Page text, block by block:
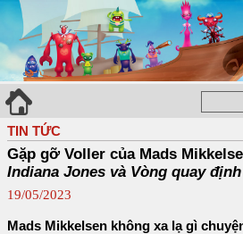
TIN TỨC
Gặp gỡ Voller của Mads
Indiana Jones và Vòng quay
19/05/2023
Mads Mikkelsen không xa lạ gì